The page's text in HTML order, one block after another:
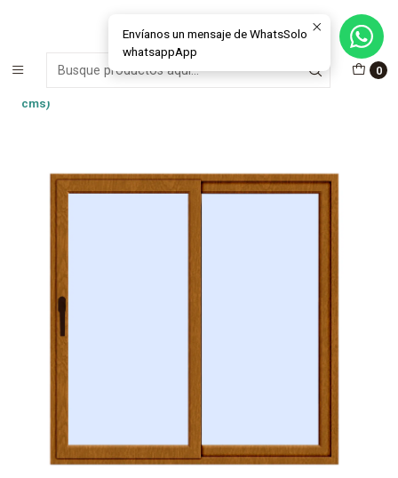
0
MÁS DE 15 AÑOS FABRICANDO E INSTALANDO SOLUCIONES DE
CRISTAL Y VENTANAS
Inicio Outlet y Oportunidades
Ventanas PVC
Ventana Corredera PVC Roble Dorado + Termopanel- (100x80
cms)
Envíanos un mensaje de WhatsSolo
whatsappApp